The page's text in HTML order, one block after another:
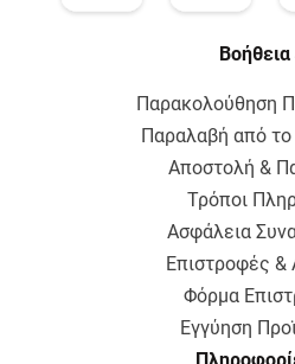
Bοήθεια
Παρακολούθηση
Παραλαβή από
Αποστολή &
Τρόποι
Ασφάλεια
Επιστροφές &
Φόρμα
Εγγύηση